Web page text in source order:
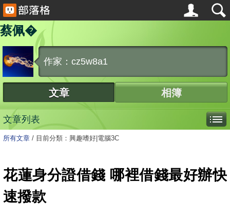
蔡佩�
作家：cz5w8a1
文章 相簿
文章列表
所有文章 / 目前分類：興趣嗜好|電腦3C
花蓮身分證借錢 哪裡借錢最好辦快
速撥款